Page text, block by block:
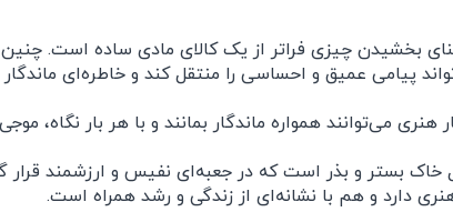
بخشیدن چیزی فراتر از یک کالای مادی ساده است. چنین
پیامی عمیق و احساسی را منتقل کند و خاطره‌ای
می‌توانند همواره ماندگار بمانند و با هر بار نگاه،
بستر و بذر است که در جعبه‌ای نفیس و ارزشمند قرار
دارد و هم با نشانه‌ای از زندگی و رشد همراه است.